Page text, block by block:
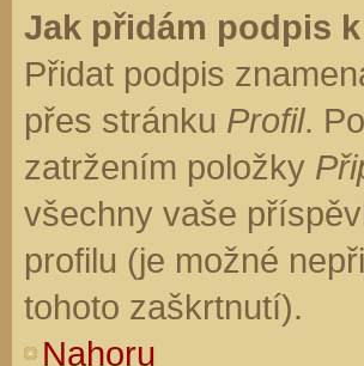
Jak přidám podpis
Přidat podpis
přes stránku Profil.
zatržením položky
všechny vaše
profilu (je možné
tohoto zaškrtnutí).
Nahoru